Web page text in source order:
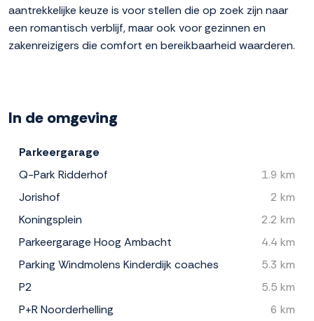
aantrekkelijke keuze is voor stellen die op zoek zijn naar
een romantisch verblijf, maar ook voor gezinnen en
zakenreizigers die comfort en bereikbaarheid waarderen.
In de omgeving
Parkeergarage
Q-Park Ridderhof
1.9 km
Jorishof
2 km
Koningsplein
2.2 km
Parkeergarage Hoog Ambacht
4.4 km
Parking Windmolens Kinderdijk coaches
5.3 km
P2
5.5 km
P+R Noorderhelling
6 km